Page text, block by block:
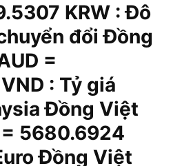
KRW : Đô
đổi Đồng
=
: Tỷ giá
Đồng Việt
= 5680.6924
Đồng Việt